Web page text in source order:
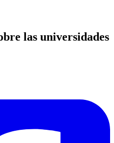
las universidades